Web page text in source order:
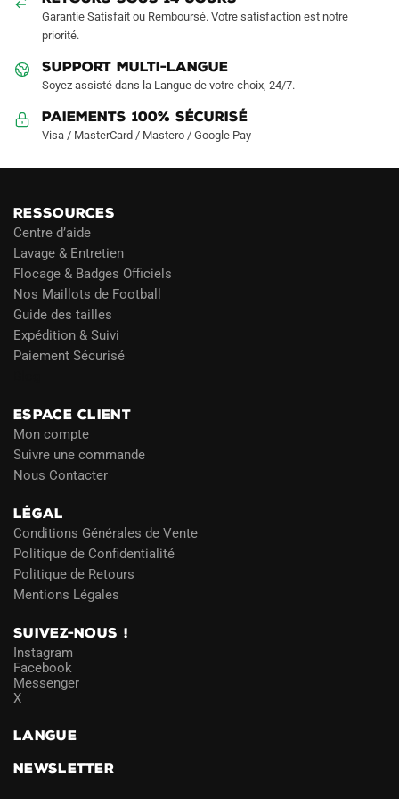
page
Garantie Satisfait ou Remboursé. Votre satisfaction est notre
priorité.
SUPPORT MULTI-LANGUE
Soyez assisté dans la Langue de votre choix, 24/7.
Paiements 100% Sécurisé
Visa / MasterCard / Mastero / Google Pay
RESSOURCES
Centre d’aide
Lavage & Entretien
Flocage & Badges Officiels
Nos Maillots de Football
Guide des tailles
Expédition & Suivi
Paiement Sécurisé
ESPACE CLIENT
Mon compte
Suivre une commande
Nous Contacter
LÉGAL
Conditions Générales de Vente
Politique de Confidentialité
Politique de Retours
Mentions Légales
SUIVEZ-NOUS !
Instagram
Facebook
Messenger
X
LANGUE
NEWSLETTER